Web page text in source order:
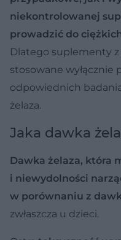
niekontrolowanej
prowadzić do
Dlatego suplementy
stosowane wyłącznie
odpowiednich
żelaza.
Jaka dawka
Dawka żelaza, która
i niewydolności
w porównaniu z
zwłaszcza u dzieci.